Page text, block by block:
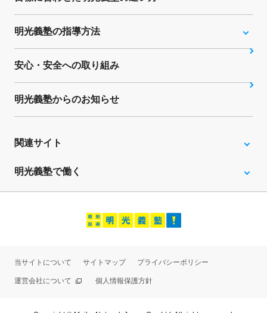
明光義塾の指導方法
安心・安全への取り組み
明光義塾からのお知らせ
関連サイト
明光義塾で働く
当サイトについて サイトマップ プライバシーポリシー
運営会社について 個人情報保護方針